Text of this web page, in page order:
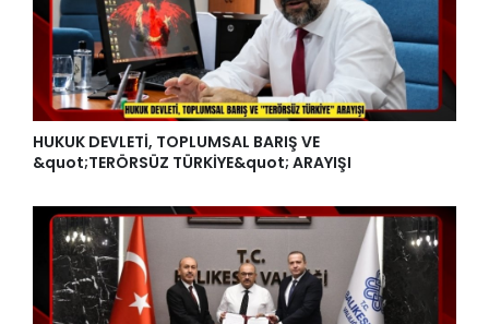
HUKUK DEVLETİ, TOPLUMSAL BARIŞ VE
&quot;TERÖRSÜZ TÜRKİYE&quot; ARAYIŞI